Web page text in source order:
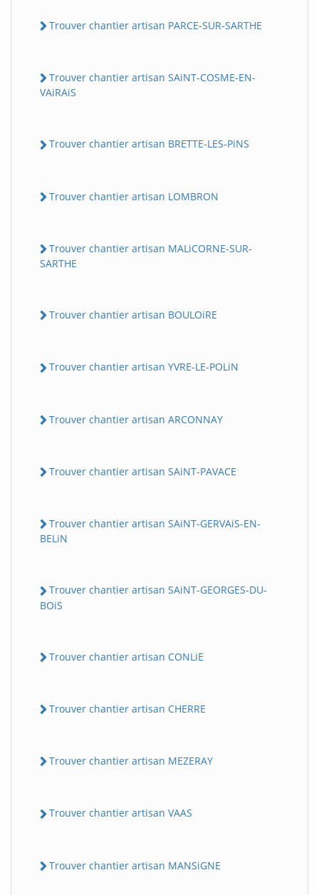
Trouver chantier artisan PARCE-SUR-SARTHE
Trouver chantier artisan SAiNT-COSME-EN-
VAiRAiS
Trouver chantier artisan BRETTE-LES-PiNS
Trouver chantier artisan LOMBRON
Trouver chantier artisan MALiCORNE-SUR-
SARTHE
Trouver chantier artisan BOULOiRE
Trouver chantier artisan YVRE-LE-POLiN
Trouver chantier artisan ARCONNAY
Trouver chantier artisan SAiNT-PAVACE
Trouver chantier artisan SAiNT-GERVAiS-EN-
BELiN
Trouver chantier artisan SAiNT-GEORGES-DU-
BOiS
Trouver chantier artisan CONLiE
Trouver chantier artisan CHERRE
Trouver chantier artisan MEZERAY
Trouver chantier artisan VAAS
Trouver chantier artisan MANSiGNE